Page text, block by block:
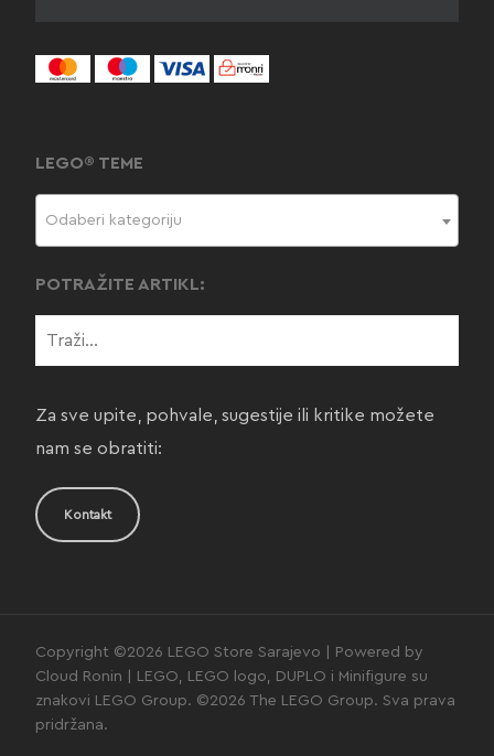
LEGO® TEME
Odaberi kategoriju
POTRAŽITE ARTIKL:
Za sve upite, pohvale, sugestije ili kritike možete
nam se obratiti:
Kontakt
Copyright ©2026 LEGO Store Sarajevo | Powered by
Cloud Ronin | LEGO, LEGO logo, DUPLO i Minifigure su
znakovi LEGO Group. ©2026 The LEGO Group. Sva prava
pridržana.